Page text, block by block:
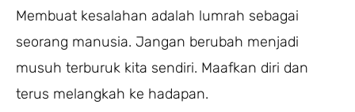
Membuat kesalahan adalah lumrah sebagai
seorang manusia. Jangan berubah menjadi
musuh terburuk kita sendiri. Maafkan diri dan
terus melangkah ke hadapan.